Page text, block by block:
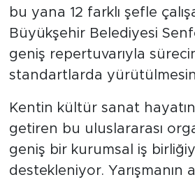
bu yana 12 farklı şefle
Büyükşehir Belediyesi
geniş repertuvarıyla
standartlarda
Kentin kültür sanat
getiren bu uluslararası
geniş bir kurumsal iş
destekleniyor. Yarışmanın